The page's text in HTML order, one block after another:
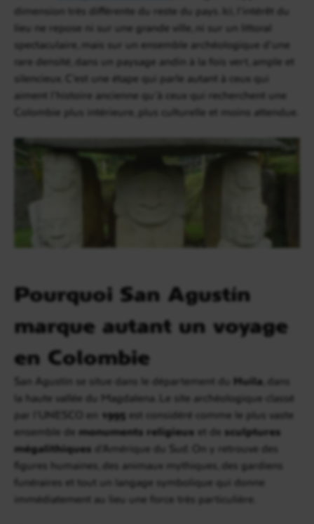
dimension très différente du reste du pays. Ici, l’intérêt du
lieu ne repose ni sur une grande ville, ni sur un littoral
spectaculaire, mais sur un ensemble archéologique d’une
rare densité, dans un paysage andin à la fois vert, ample et
silencieux. C’est une étape qui parle autant à ceux qui
aiment l’histoire ancienne qu’à ceux qui recherchent une
Colombie plus intérieure, plus culturelle et moins attendue.
Pourquoi San Agustín
marque autant un voyage
en Colombie
San Agustín se situe dans le département du Huila , dans
la haute vallée du Magdalena. Le site archéologique classé
par l’UNESCO en
1995 est considéré comme le plus vaste
ensemble de monuments religieux et de sculptures
mégalithiques d’Amérique du Sud. On y retrouve des
figures humaines, des animaux mythiques, des gardiens
funéraires et tout un langage symbolique qui donne
immédiatement au lieu une force très particulière.